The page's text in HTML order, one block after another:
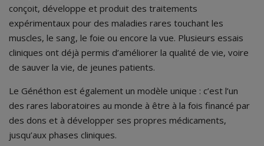
conçoit, développe et produit des traitements
expérimentaux pour des maladies rares touchant les
muscles, le sang, le foie ou encore la vue. Plusieurs essais
cliniques ont déjà permis d’améliorer la qualité de vie, voire
de sauver la vie, de jeunes patients.
Le Généthon est également un modèle unique : c’est l’un
des rares laboratoires au monde à être à la fois financé par
des dons et à développer ses propres médicaments,
jusqu’aux phases cliniques.